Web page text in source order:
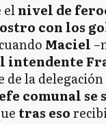
elnivel de
con los
Maciel
la delegación
comunal se
tras eso